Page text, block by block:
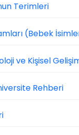
Terimleri
(Bebek
ve Kişisel
Rehberi